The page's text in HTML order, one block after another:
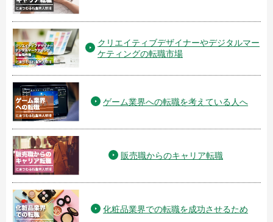
クリエイティブデザイナーやデジタルマー
ケティングの転職市場
ゲーム業界への転職を考えている人へ
販売職からのキャリア転職
化粧品業界での転職を成功させるため